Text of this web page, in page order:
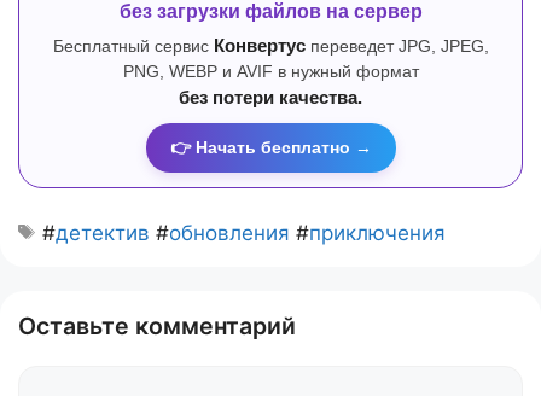
без загрузки файлов на сервер
Бесплатный сервис Конвертуспереведет JPG, JPEG,
PNG, WEBP и AVIF в нужный формат
без потери качества.
👉 Начать бесплатно →
#детектив #обновления #приключения
Оставьте комментарий